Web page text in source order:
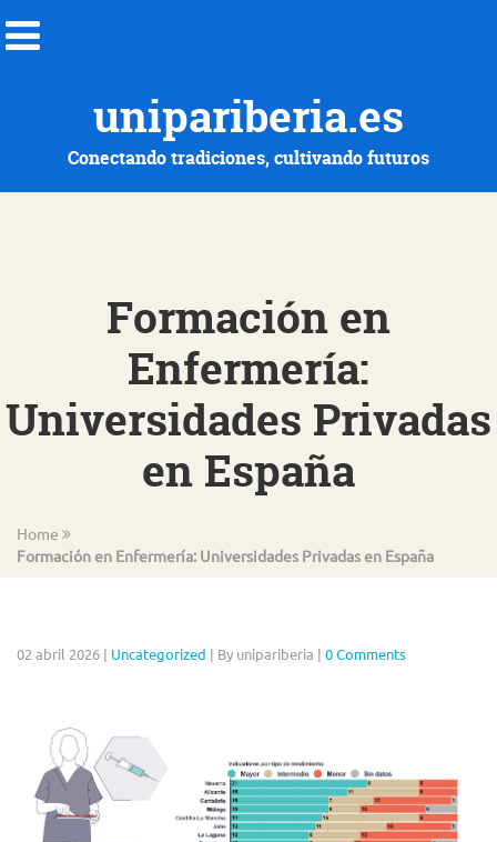
unipariberia.es
Conectando tradiciones, cultivando futuros
Formación en
Enfermería:
Universidades Privadas
en España
Home
Formación en Enfermería: Universidades Privadas en España
02 abril 2026 | Uncategorized | By unipariberia | 0 Comments